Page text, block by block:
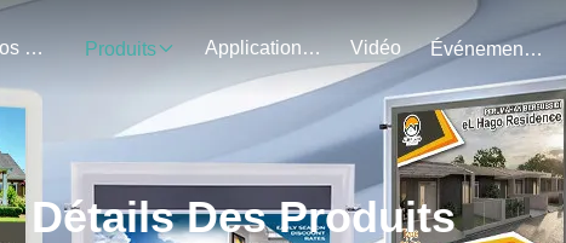
À Propos De Nous Produits Application Du Projet Vidéo Événements
Détails Des Produits